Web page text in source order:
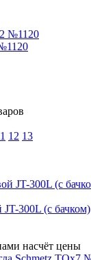
12 13
300L (с бачком)
насчёт цены